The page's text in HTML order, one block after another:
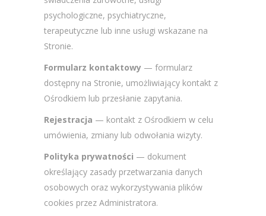
psychologiczne, psychiatryczne,
terapeutyczne lub inne usługi wskazane na
Stronie.
Formularz kontaktowy — formularz
dostępny na Stronie, umożliwiający kontakt z
Ośrodkiem lub przesłanie zapytania.
Rejestracja — kontakt z Ośrodkiem w celu
umówienia, zmiany lub odwołania wizyty.
Polityka prywatności — dokument
określający zasady przetwarzania danych
osobowych oraz wykorzystywania plików
cookies przez Administratora.